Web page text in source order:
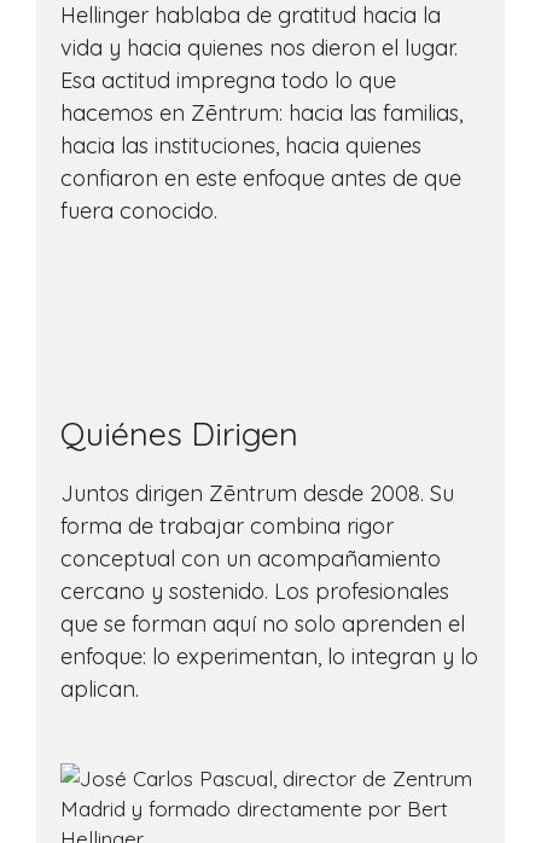
Hellinger hablaba de gratitud hacia la
vida y hacia quienes nos dieron el lugar.
Esa actitud impregna todo lo que
hacemos en Zēntrum: hacia las familias,
hacia las instituciones, hacia quienes
confiaron en este enfoque antes de que
fuera conocido.
Quiénes Dirigen
Juntos dirigen Zēntrum desde 2008. Su
forma de trabajar combina rigor
conceptual con un acompañamiento
cercano y sostenido. Los profesionales
que se forman aquí no solo aprenden el
enfoque: lo experimentan, lo integran y lo
aplican.